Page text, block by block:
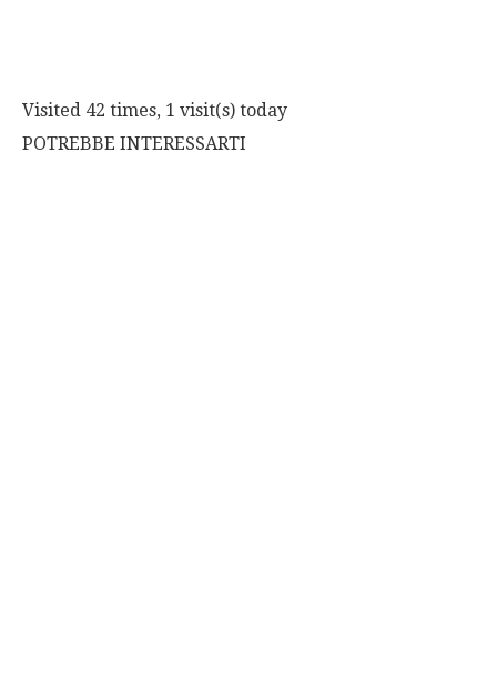
Visited 42 times, 1 visit(s) today
POTREBBE INTERESSARTI